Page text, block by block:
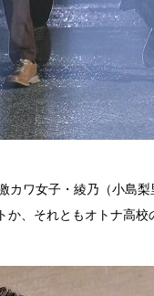
ワ女子・綾乃（小島
、それともオトナ高校